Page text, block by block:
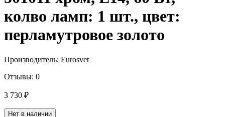
колво ламп: 1 шт., цвет:
перламутровое золото
Производитель: Eurosvet
Отзывы: 0
3 730 ₽
Нет в наличии